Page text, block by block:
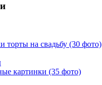
торты на свадьбу (30 фото)
картинки (35 фото)